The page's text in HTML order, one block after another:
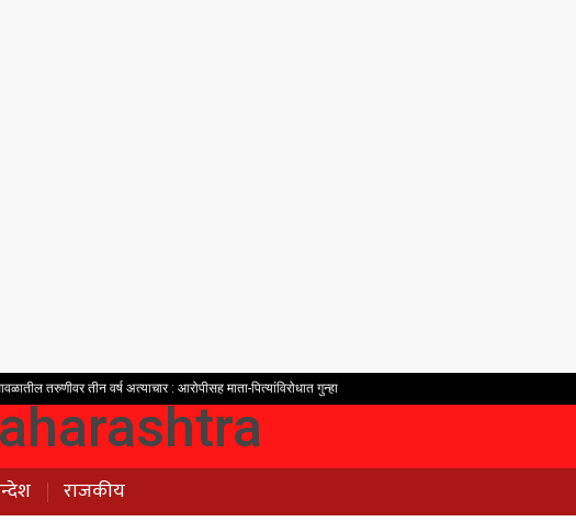
तरुणीवर तीन वर्ष अत्याचार : आरोपीसह माता-पित्यांविरोधात गुन्हा
राजकीय